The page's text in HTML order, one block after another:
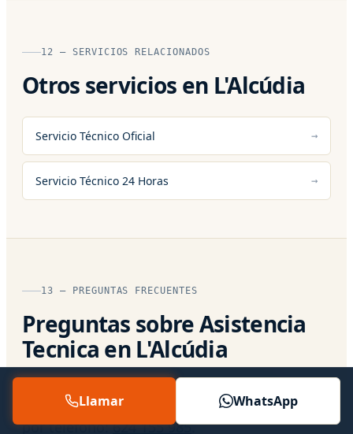
12 — SERVICIOS RELACIONADOS
Otros servicios en L'Alcúdia
Servicio Técnico Oficial
Servicio Técnico 24 Horas
13 — PREGUNTAS FRECUENTES
Preguntas sobre Asistencia
Tecnica en L'Alcúdia
Respuestas directas a lo que más nos
preguntan. Si tu caso es particular, hablamos
por teléfono:624 155 985.
Llamar WhatsApp